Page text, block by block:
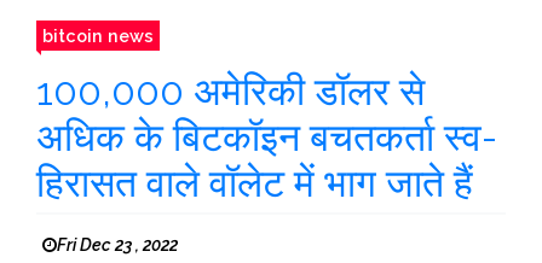
bitcoin news
100,000 अमेरिकी डॉलर से
अधिक के बिटकॉइन बचतकर्ता स्व-
हिरासत वाले वॉलेट में भाग जाते हैं
Fri Dec 23 , 2022